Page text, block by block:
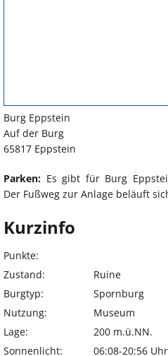
Burg Eppstein
Auf der Burg
65817 Eppstein
Parken: Es gibt für Burg
Der Fußweg zur Anlage beläuft
Kurzinfo
Punkte:
Zustand:
Ruine
Burgtyp:
Spornburg
Nutzung:
Museum
Lage:
200 m.ü.NN.
Sonnenlicht:
06:08-20:56 Uhr